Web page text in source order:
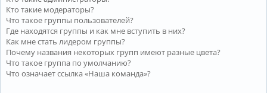
Кто такие модераторы?
Что такое группы пользователей?
Где находятся группы и как мне вступить в них?
Как мне стать лидером группы?
Почему названия некоторых групп имеют разные цвета?
Что такое группа по умолчанию?
Что означает ссылка «Наша команда»?